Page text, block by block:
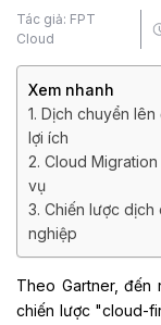
Tác giả: FPT
Cloud
Xem nhanh
1. Dịch chuyển
lợi ích
2. Cloud
vụ
3. Chiến lược
nghiệp
Theo Gartner, đến
chiến lược "cloud-